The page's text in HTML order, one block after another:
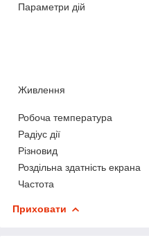
Параметри дій
Живлення
Робоча температура
Радіус дії
Різновид
Роздільна здатність екрана
Частота
Приховати